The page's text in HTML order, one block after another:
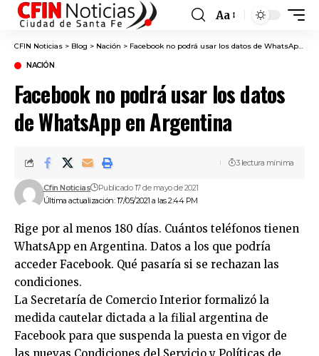
Font
Resizer
Aa
CFIN Noticias > Blog > Nación > Facebook no podrá usar los datos de WhatsApp en Argentina
NACIÓN
Facebook no podrá usar los datos
de WhatsApp en Argentina
Última actualización: 17/05/2021 a las 2:44 PM
Cfin Noticias Publicado 17 de mayo de 2021
3 lectura mínima
Rige por al menos 180 días. Cuántos teléfonos tienen
WhatsApp en Argentina. Datos a los que podría
acceder Facebook. Qué pasaría si se rechazan las
condiciones.
La Secretaría de Comercio Interior formalizó la
medida cautelar dictada a la filial argentina de
Facebook para que suspenda la puesta en vigor de